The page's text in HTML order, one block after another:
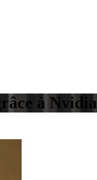
à Nvidia